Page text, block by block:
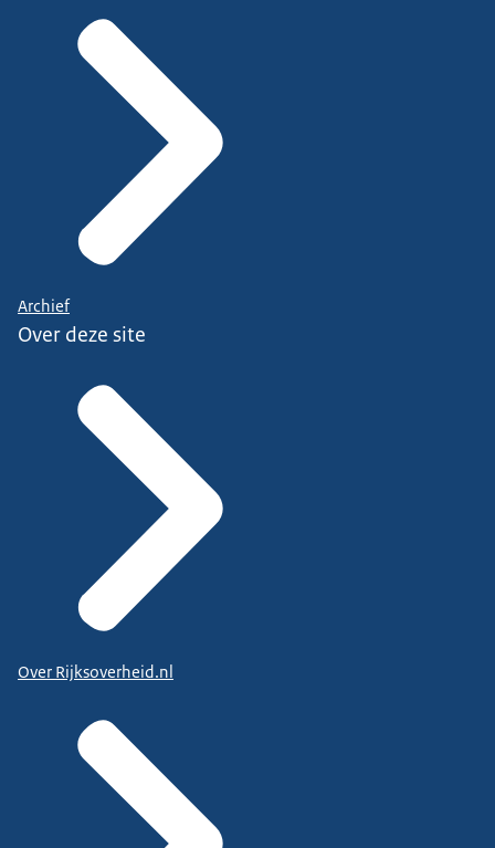
Archief
Over deze site
Over Rijksoverheid.nl